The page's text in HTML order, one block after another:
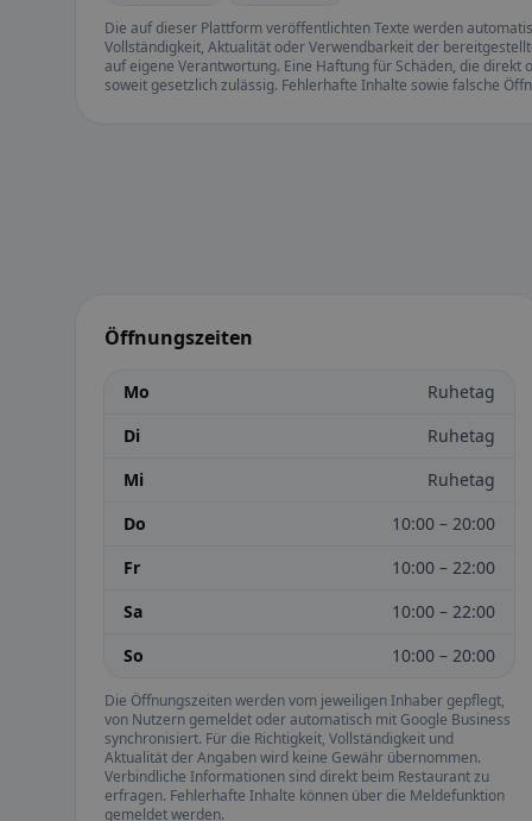
Die auf dieser Plattform veröffentlichten Texte werden
Vollständigkeit, Aktualität oder Verwendbarkeit der
auf eigene Verantwortung. Eine Haftung für Schäden, die
soweit gesetzlich zulässig. Fehlerhafte Inhalte sowie falsche
Öffnungszeiten
Mo
Ruhetag
Di
Ruhetag
Mi
Ruhetag
Do
10:00 – 20:00
Fr
10:00 – 22:00
Sa
10:00 – 22:00
So
10:00 – 20:00
Die Öffnungszeiten werden vom jeweiligen Inhaber gepflegt,
von Nutzern gemeldet oder automatisch mit Google Business
synchronisiert. Für die Richtigkeit, Vollständigkeit und
Aktualität der Angaben wird keine Gewähr übernommen.
Verbindliche Informationen sind direkt beim Restaurant zu
erfragen. Fehlerhafte Inhalte können über die Meldefunktion
gemeldet werden.